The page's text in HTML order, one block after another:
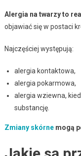
Alergia na twarzy to
objawiać się w postaci
Najczęściej występują:
alergia kontaktowa,
alergia pokarmowa,
alergia wziewna,
substancję.
Zmiany skórnemogą